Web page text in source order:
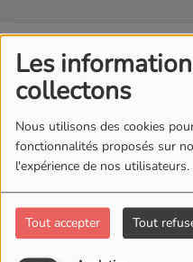
Les
collectons
Nous utilisons des cookies
fonctionnalités proposés sur
l'expérience de nos utilisateurs.
Tout accepter Tout